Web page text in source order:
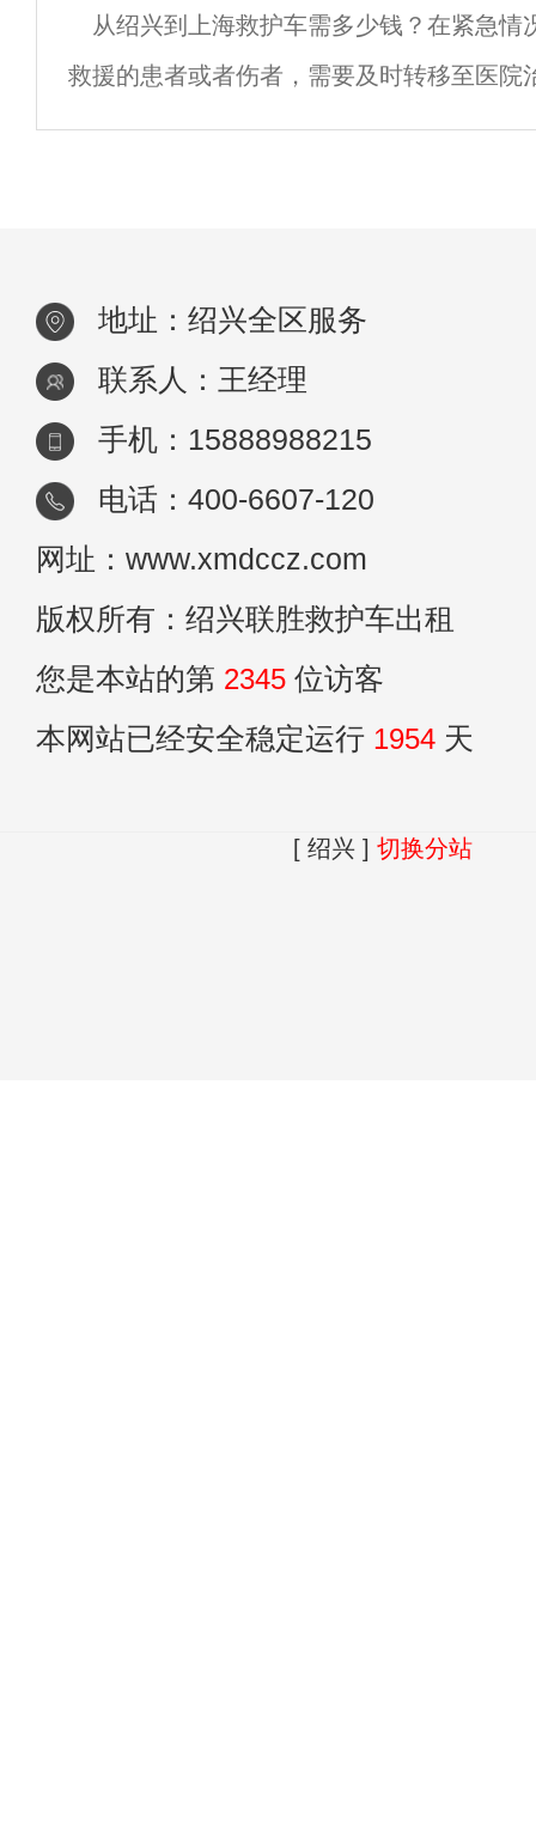
得到救助。为了解决这一问题，一些救护车
从绍兴到上海救护车需多少钱？在紧急情
救援的患者或者伤者，需要及时转移至医院
情况下，患者需要通过救护车从一个城市到
地址：绍兴全区服务
联系人：王经理
手机：15888988215
电话：400-6607-120
网址：www.xmdccz.com
版权所有：绍兴联胜救护车出租
您是本站的第 2345 位访客
本网站已经安全稳定运行 1954 天
[ 绍兴 ] 切换分站